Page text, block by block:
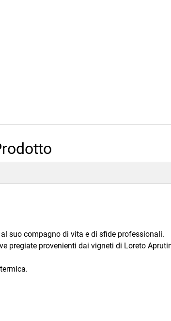
suo compagno di vita e di sfide professionali.
pregiate provenienti dai vigneti di Loreto